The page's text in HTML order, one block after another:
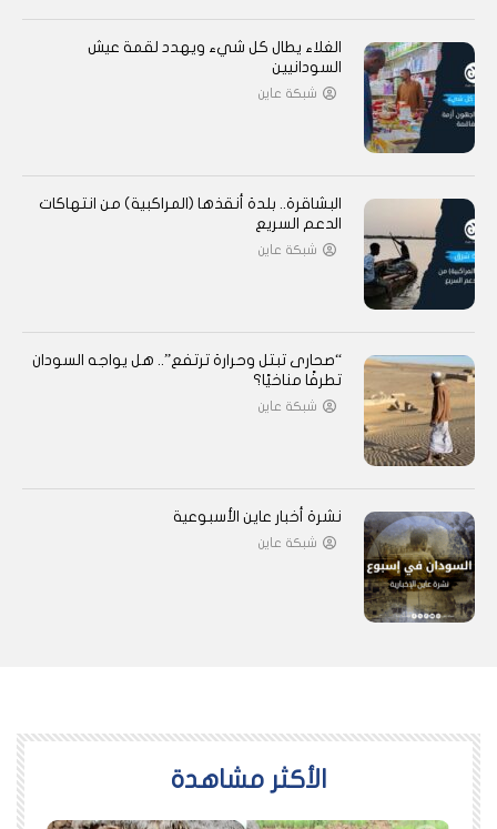
الغلاء يطال كل شيء ويهدد لقمة عيش
السودانيين
شبكة عاين
البشاقرة.. بلدة أنقذها (المراكبية) من انتهاكات
الدعم السريع
شبكة عاين
“صحارى تبتل وحرارة ترتفع”.. هل يواجه السودان
تطرفًا مناخيًا؟
شبكة عاين
نشرة أخبار عاين الأسبوعية
شبكة عاين
اﻷكثر مشاهدة